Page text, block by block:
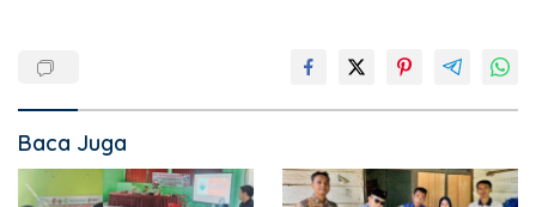
Baca Juga